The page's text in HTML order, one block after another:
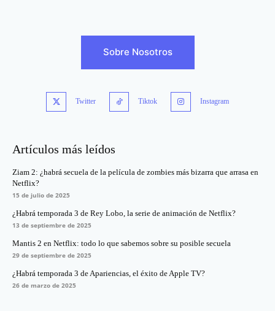
Sobre Nosotros
Twitter Tiktok Instagram
Artículos más leídos
Ziam 2: ¿habrá secuela de la película de zombies más bizarra que arrasa en
Netflix?
15 de julio de 2025
¿Habrá temporada 3 de Rey Lobo, la serie de animación de Netflix?
13 de septiembre de 2025
Mantis 2 en Netflix: todo lo que sabemos sobre su posible secuela
29 de septiembre de 2025
¿Habrá temporada 3 de Apariencias, el éxito de Apple TV?
26 de marzo de 2025